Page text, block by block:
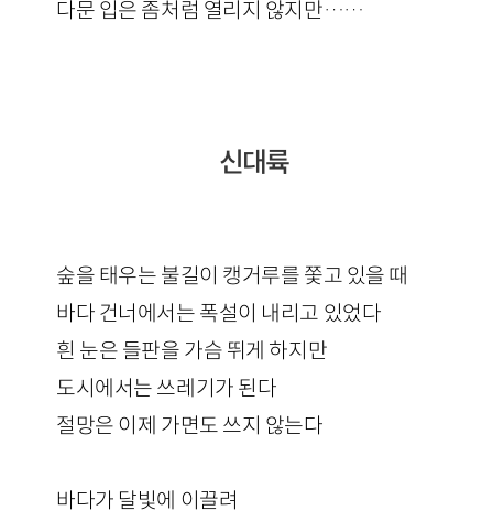
다문 입은 좀처럼 열리지 않지만……
신대륙
숲을 태우는 불길이 캥거루를 쫓고 있을 때
바다 건너에서는 폭설이 내리고 있었다
흰 눈은 들판을 가슴 뛰게 하지만
도시에서는 쓰레기가 된다
절망은 이제 가면도 쓰지 않는다
바다가 달빛에 이끌려